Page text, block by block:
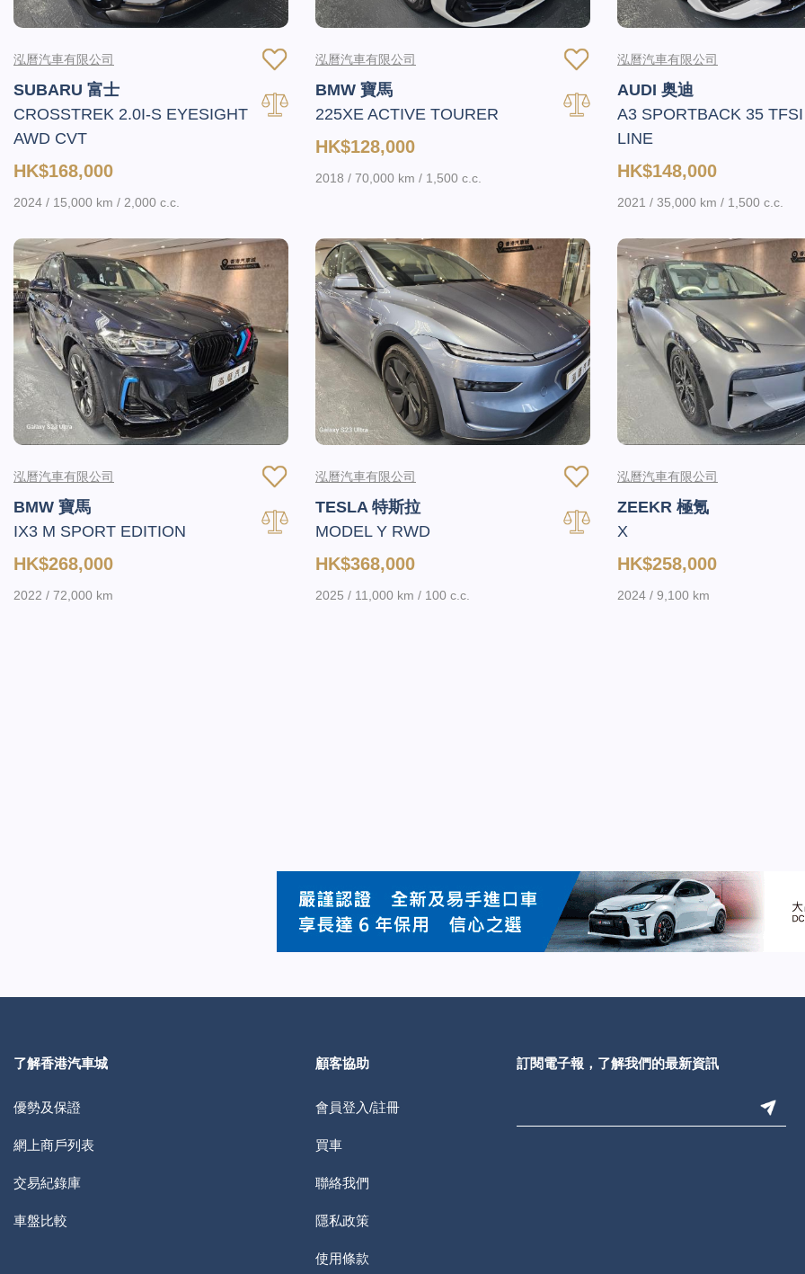
泓曆汽車有限公司
SUBARU 富士
CROSSTREK 2.0I-S EYESIGHT
AWD CVT
HK$168,000
2024 / 15,000 km / 2,000 c.c.
泓曆汽車有限公司
BMW 寶馬
225XE ACTIVE TOURER
HK$128,000
2018 / 70,000 km / 1,500 c.c.
泓曆汽車有限公司
AUDI 奥迪
A3 SPORTBACK 35
LINE
HK$148,000
2021 / 35,000 km / 1,500 c.c.
泓曆汽車有限公司
BMW 寶馬
IX3 M SPORT EDITION
HK$268,000
2022 / 72,000 km
泓曆汽車有限公司
TESLA 特斯拉
MODEL Y RWD
HK$368,000
2025 / 11,000 km / 100 c.c.
泓曆汽車有限公司
ZEEKR 極氪
X
HK$258,000
2024 / 9,100 km
了解香港汽車城
優勢及保證
網上商戶列表
交易紀錄庫
車盤比較
顧客協助
會員登入/註冊
買車
聯絡我們
隱私政策
使用條款
訂閱電子報，了解我們的最新資訊